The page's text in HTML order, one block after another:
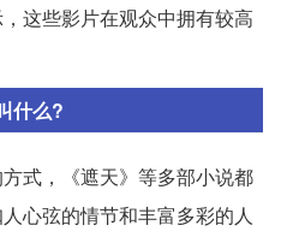
这些影片在观众中拥有较高
什么?
式，《遮天》等多部小说都
心弦的情节和丰富多彩的人